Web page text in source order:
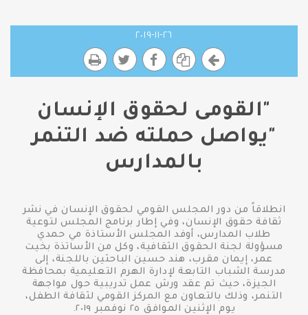
٢٦-١١-٢٠١٩
"القومى لحقوق الإنسان
"يواصل حملته ضد التنمر
بالمدارس
انطلاقاً من دور المجلس القومي لحقوق الإنسان في نشر
ثقافة حقوق الإنسان، وفي إطار برنامج المجلس لتوعية
طلاب المدارس، أوفد المجلس الأستاذة مي حمدي
مسؤولة لجنة الحقوق الثقافية، وكل من الأساتذة بخيت
عمر، إيمان مقرب، هند حسين الباحثين باللجنة، إلى
مدرسة الشباب التابعة لإدارة الهرم التعليمية بمحافظة
الجيزة، حيث تم عقد ورش عمل تدريبية حول مواجهة
التنمر، وذلك بالتعاون مع المركز القومي لثقافة الطفل،
يوم الإثنين الموافق ٢٥ نوفمبر ٢٠١٩.